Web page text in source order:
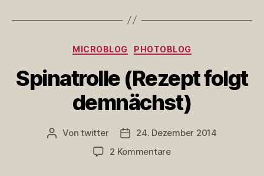
Kategorien
MICROBLOG PHOTOBLOG
Spinatrolle (Rezept folgt
demnächst)
Beitragsautor
Vontwitter Veröffentlichungsdatum
24. Dezember 2014
2 Kommentarezu